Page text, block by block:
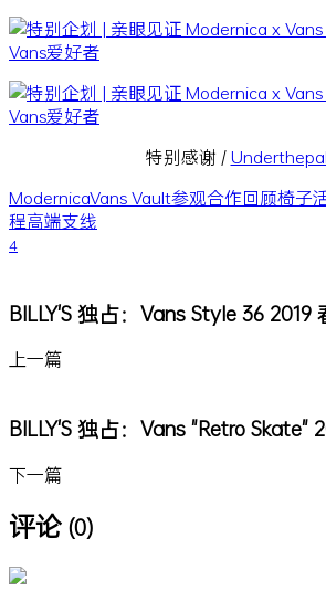
特别感谢 /
ModernicaVans Vault参观合作回顾椅子
程高端支线
4
BILLY'S 独占：Vans Style 36 2019
上一篇
BILLY'S 独占：Vans "Retro Skate"
下一篇
评论 (0)